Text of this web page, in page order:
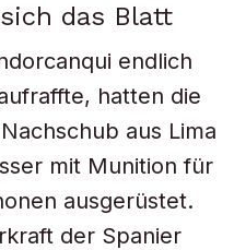
das Blatt
endlich
hatten die
aus Lima
mit Munition für
ausgerüstet.
der Spanier